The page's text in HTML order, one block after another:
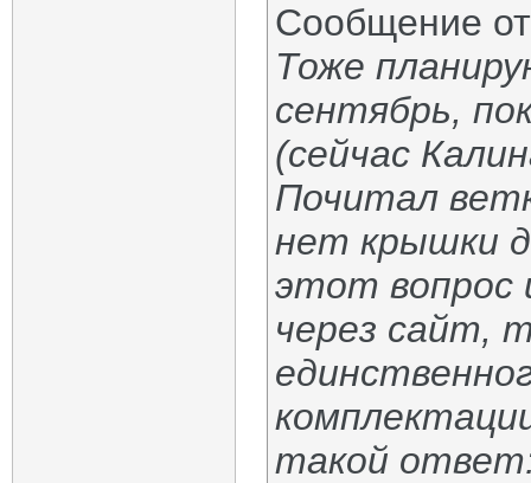
Сообщение
Тоже
сентябрь,
(сейчас
Почитал
нет крышки
этот вопрос
через сайт,
такой